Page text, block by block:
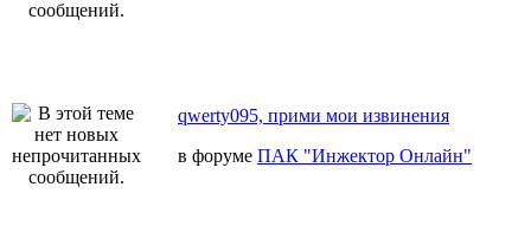
qwerty095, прими мои извинения
в форуме ПАК "Инжектор Онлайн"